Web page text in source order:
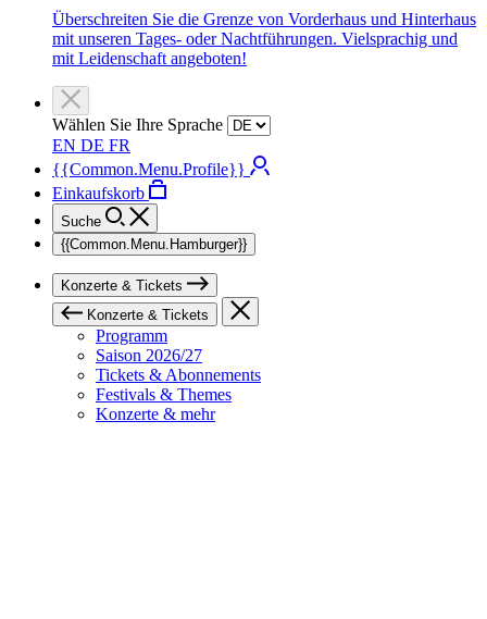
Überschreiten Sie die Grenze von Vorderhaus und Hinterhaus
mit unseren Tages- oder Nachtführungen. Vielsprachig und
mit Leidenschaft angeboten!
Wählen Sie Ihre Sprache
EN DE FR
{{Common.Menu.Profile}}
Einkaufskorb
Suche
{{Common.Menu.Hamburger}}
Konzerte & Tickets
Konzerte & Tickets
Programm
Saison 2026/27
Tickets & Abonnements
Festivals & Themes
Konzerte & mehr